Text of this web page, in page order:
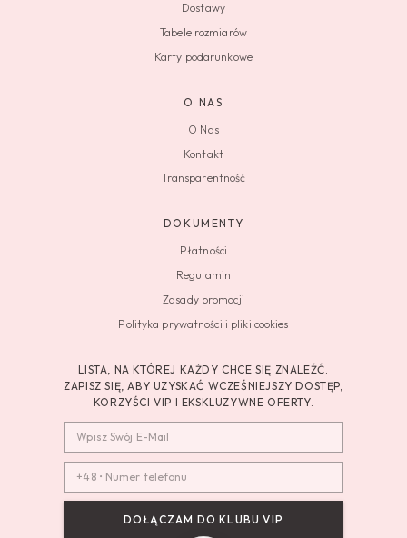
Dostawy
Tabele rozmiarów
Karty podarunkowe
O NAS
O Nas
Kontakt
Transparentność
DOKUMENTY
Płatności
Regulamin
Zasady promocji
Polityka prywatności i pliki cookies
LISTA, NA KTÓREJ KAŻDY CHCE SIĘ ZNALEŹĆ.
ZAPISZ SIĘ, ABY UZYSKAĆ WCZEŚNIEJSZY DOSTĘP,
KORZYŚCI VIP I EKSKLUZYWNE OFERTY.
DOŁĄCZAM DO KLUBU VIP